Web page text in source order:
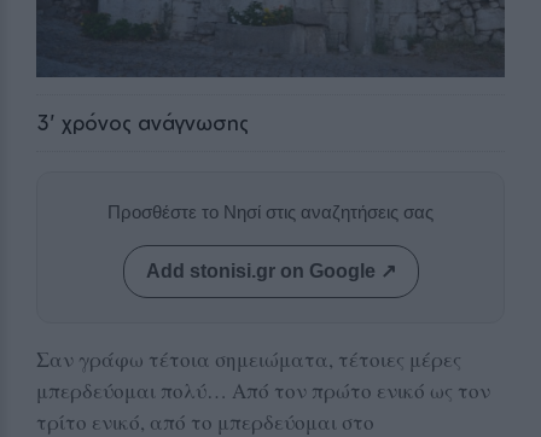
3' χρόνος ανάγνωσης
Προσθέστε το Νησί στις αναζητήσεις σας
Add stonisi.gr on Google ↗
Σαν γράφω τέτοια σημειώματα, τέτοιες μέρες
μπερδεύομαι πολύ… Από τον πρώτο ενικό ως τον
τρίτο ενικό, από το μπερδεύομαι στο